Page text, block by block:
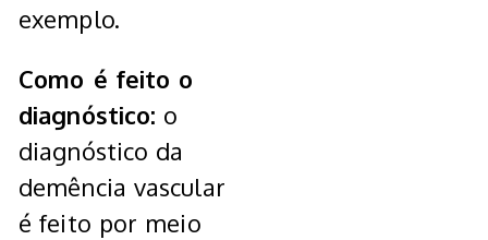
exemplo.
Como é feito o
diagnóstico: o
diagnóstico da
demência vascular
é feito por meio